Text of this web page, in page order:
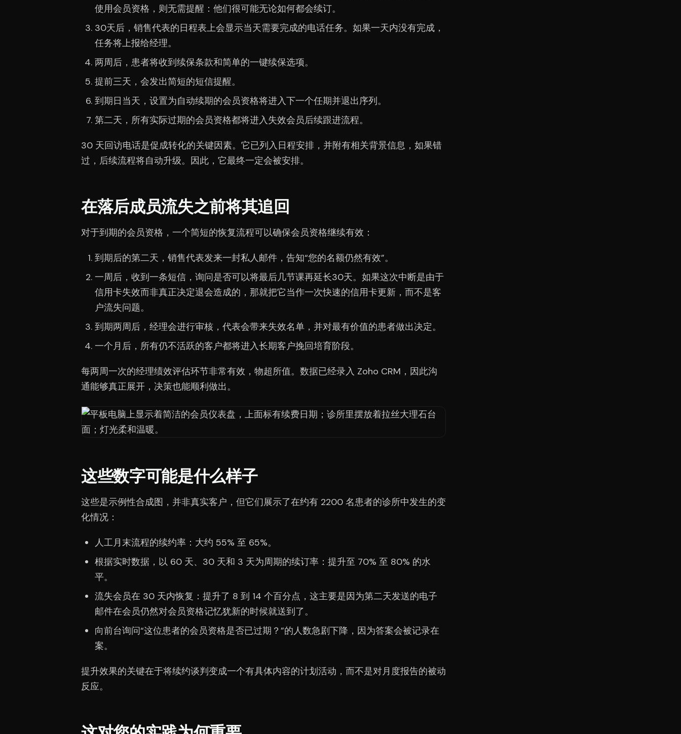
使用会员资格，则无需提醒：他们很可能无论如何都会续订。
30天后，销售代表的日程表上会显示当天需要完成的电话任务。如果一天内没有完成，
任务将上报给经理。
两周后，患者将收到续保条款和简单的一键续保选项。
提前三天，会发出简短的短信提醒。
到期日当天，设置为自动续期的会员资格将进入下一个任期并退出序列。
第二天，所有实际过期的会员资格都将进入失效会员后续跟进流程。
30 天回访电话是促成转化的关键因素。它已列入日程安排，并附有相关背景信息，如果错
过，后续流程将自动升级。因此，它最终一定会被安排。
在落后成员流失之前将其追回
对于到期的会员资格，一个简短的恢复流程可以确保会员资格继续有效：
到期后的第二天，销售代表发来一封私人邮件，告知“您的名额仍然有效”。
一周后，收到一条短信，询问是否可以将最后几节课再延长30天。如果这次中断是由于
信用卡失效而非真正决定退会造成的，那就把它当作一次快速的信用卡更新，而不是客
户流失问题。
到期两周后，经理会进行审核，代表会带来失效名单，并对最有价值的患者做出决定。
一个月后，所有仍不活跃的客户都将进入长期客户挽回培育阶段。
每两周一次的经理绩效评估环节非常有效，物超所值。数据已经录入 Zoho CRM，因此沟
通能够真正展开，决策也能顺利做出。
这些数字可能是什么样子
这些是示例性合成图，并非真实客户，但它们展示了在约有 2200 名患者的诊所中发生的变
化情况：
人工月末流程的续约率：大约 55% 至 65%。
根据实时数据，以 60 天、30 天和 3 天为周期的续订率：提升至 70% 至 80% 的水
平。
流失会员在 30 天内恢复：提升了 8 到 14 个百分点，这主要是因为第二天发送的电子
邮件在会员仍然对会员资格记忆犹新的时候就送到了。
向前台询问“这位患者的会员资格是否已过期？”的人数急剧下降，因为答案会被记录在
案。
提升效果的关键在于将续约谈判变成一个有具体内容的计划活动，而不是对月度报告的被动
反应。